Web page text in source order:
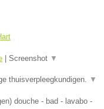
| Screenshot ▼
thuisverpleegkundigen. ▼
douche - bad - lavabo -